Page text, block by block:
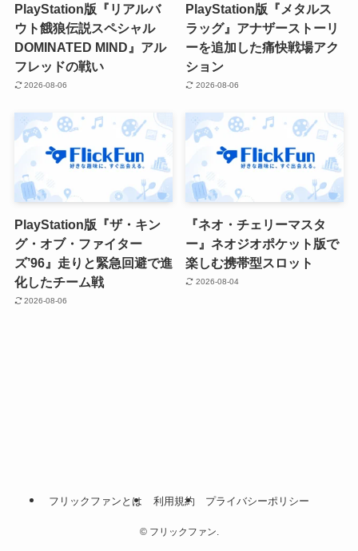
PlayStation版『リアルバ
ウト餓狼伝説スペシャル
DOMINATED MIND』アル
フレッドの戦い
2026-08-06
PlayStation版『メタルス
ラッグ』アナザーストーリ
ーを追加した痛快戦場アク
ション
2026-08-06
PlayStation版『ザ・キン
グ・オブ・ファイター
ズ’96』走りと緊急回避で進
化したチーム戦
2026-08-06
『ネオ・チェリーマスタ
ー』ネオジオポケット版で
楽しむ携帯型スロット
2026-08-04
フリックファンとは 利用規約 プライバシーポリシー
©フリックファン.